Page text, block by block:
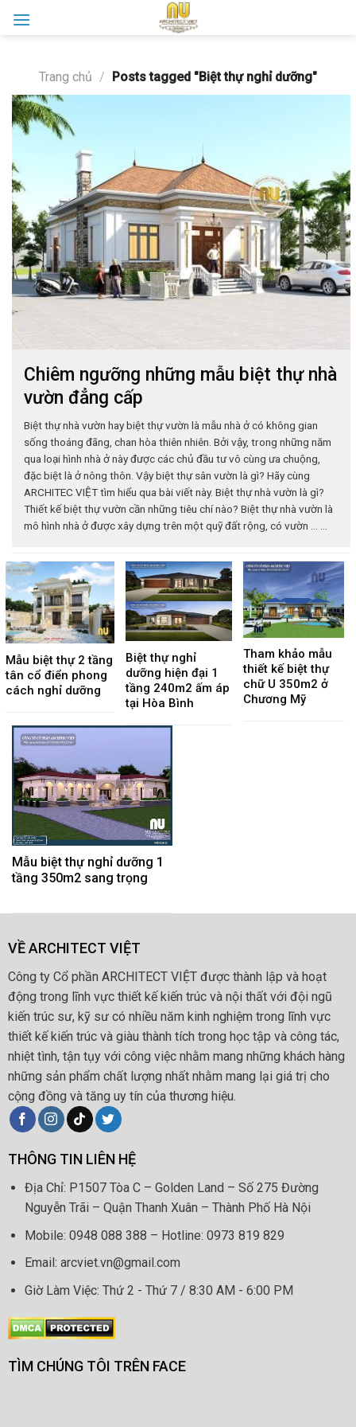
Trang chủ / Posts tagged "Biệt thự nghỉ dưỡng"
Chiêm ngưỡng những mẫu biệt thự nhà
vườn đẳng cấp
Biệt thự nhà vườn hay biệt thự vườn là mẫu nhà ở có không gian
sống thoáng đãng, chan hòa thiên nhiên. Bởi vậy, trong những năm
qua loại hình nhà ở này được các chủ đầu tư vô cùng ưa chuộng,
đặc biệt là ở nông thôn. Vậy biệt thự sân vườn là gì? Hãy cùng
ARCHITEC VIỆT tìm hiểu qua bài viết này. Biệt thự nhà vườn là gì?
Thiết kế biệt thự vườn cần những tiêu chí nào? Biệt thự nhà vườn là
mô hình nhà ở được xây dựng trên một quỹ đất rộng, có vườn ... ...
Mẫu biệt thự 2 tầng
tân cổ điển phong
cách nghỉ dưỡng
Biệt thự nghỉ
dưỡng hiện đại 1
tầng 240m2 ấm áp
tại Hòa Bình
Tham khảo mẫu
thiết kế biệt thự
chữ U 350m2 ở
Chương Mỹ
Mẫu biệt thự nghỉ dưỡng 1
tầng 350m2 sang trọng
VỀ ARCHITECT VIỆT
Công ty Cổ phần ARCHITECT VIỆT được thành lập và hoạt
động trong lĩnh vực thiết kế kiến trúc và nội thất với đội ngũ
kiến trúc sư, kỹ sư có nhiều năm kinh nghiệm trong lĩnh vực
thiết kế kiến trúc và giàu thành tích trong học tập và công tác,
nhiệt tình, tận tụy với công việc nhằm mang những khách hàng
những sản phẩm chất lượng nhất nhằm mang lại giá trị cho
cộng đồng và tăng uy tín của thương hiệu.
THÔNG TIN LIÊN HỆ
Địa Chỉ: P1507 Tòa C – Golden Land – Số 275 Đường
Nguyễn Trãi – Quận Thanh Xuân – Thành Phố Hà Nội
Mobile: 0948 088 388 – Hotline: 0973 819 829
Email: arcviet.vn@gmail.com
Giờ Làm Việc: Thứ 2 - Thứ 7 / 8:30 AM - 6:00 PM
TÌM CHÚNG TÔI TRÊN FACE